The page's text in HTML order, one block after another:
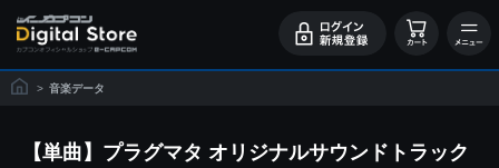
> 音楽データ
【単曲】プラグマタ オリジナルサウンドトラック